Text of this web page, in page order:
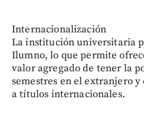
Internacionalización
La institución universitaria
Ilumno, lo que permite
valor agregado de tener la
semestres en el extranjero
a títulos internacionales.